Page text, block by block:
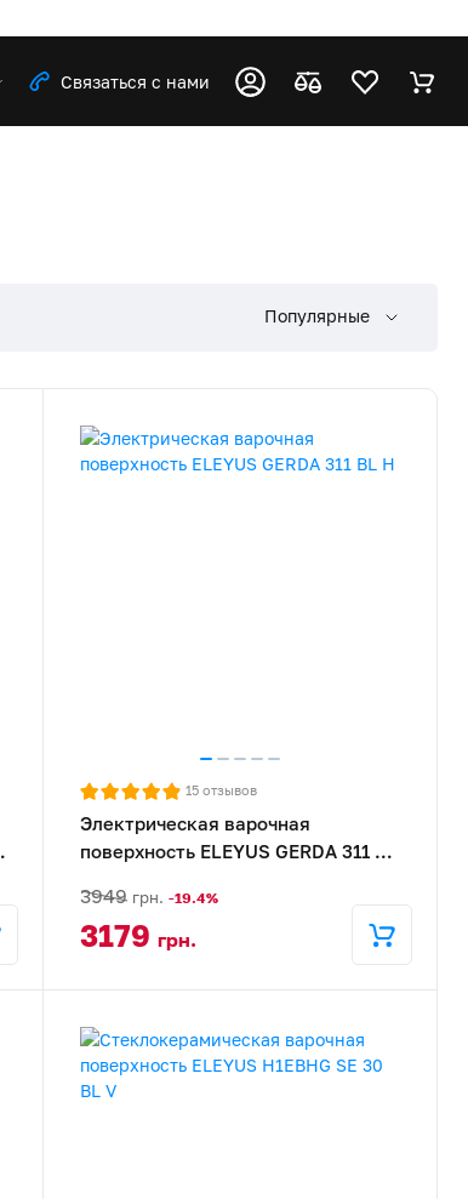
Связаться с нами
Популярные
15 отзывов
Электрическая варочная
поверхность ELEYUS GERDA 311 BL
3949 грн. -19.4%
3179грн.